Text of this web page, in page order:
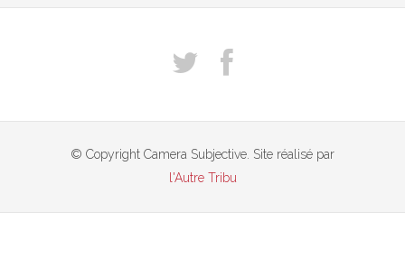
© Copyright Camera Subjective. Site réalisé par
l'Autre Tribu